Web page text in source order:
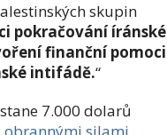
skupin
pokračování íránské
finanční pomoci
intifádě.“
7.000 dolarů